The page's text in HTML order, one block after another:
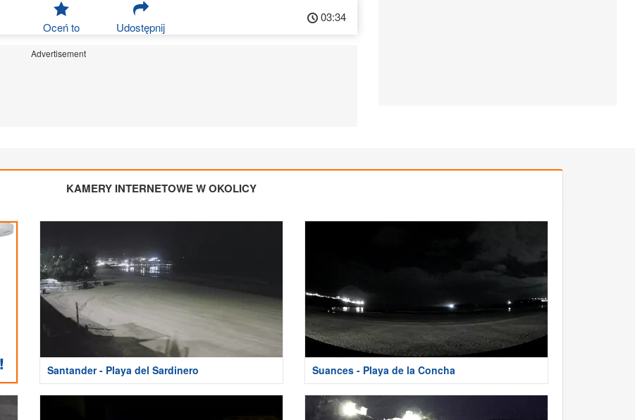
Oceń to Udostępnij
03:34
Advertisement
KAMERY INTERNETOWE W OKOLICY
Santander - Playa del Sardinero Suances - Playa de la Concha